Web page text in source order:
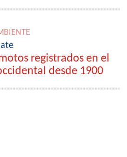
registrados en el
desde 1900